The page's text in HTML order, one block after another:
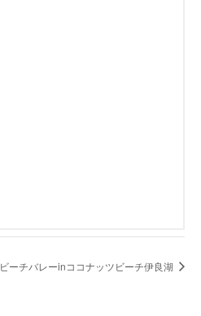
ビーチバレーinココナッツビーチ伊良湖